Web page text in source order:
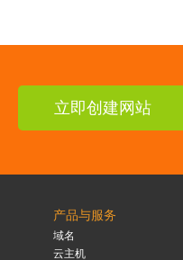
立即创建网站
产品与服务
域名
云主机